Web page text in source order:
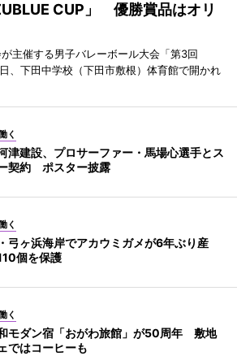
CUP」 優勝賞品はオリ
主催する男子バレーボール大会「第3回
、下田中学校（下田市敷根）体育館で開かれ
く
津建設、プロサーファー・馬場心選手とス
契約 ポスター披露
く
弓ヶ浜海岸でアカウミガメが6年ぶり産
個を保護
く
モダン宿「おがわ旅館」が50周年 敷地
ではコーヒーも